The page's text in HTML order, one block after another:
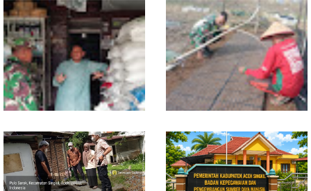
Sambil Ngopi, Plh. Pasiter
Kodim 0118/Subulussalam
Beri Motivasi Pemuda Calon
Peserta Seleksi Komcad
Lewat Komsos, Babinsa
Rundeng Pantau Stok dan
Harga Pupuk
Dari Bibit Jadi Harapan,
Babinsa Dampingi Warga
Kembangkan Semangka